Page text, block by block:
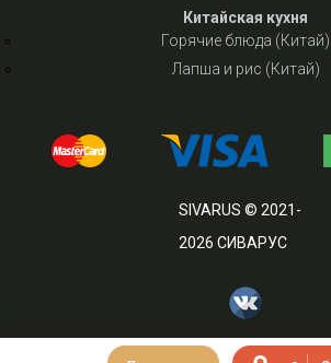
Китайская кухня
Горячие блюда (Китай)
Лапша и рис (Китай)
SIVARUS © 2021-
2026 СИВАРУС